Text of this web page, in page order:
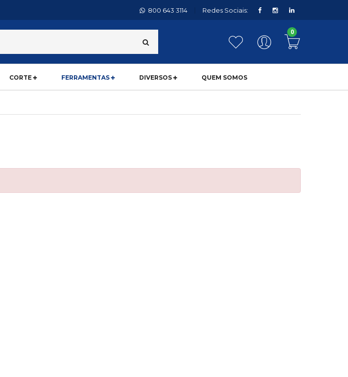
Redes Sociais:
800 643 3114
0
CORTE FERRAMENTAS DIVERSOS QUEM SOMOS